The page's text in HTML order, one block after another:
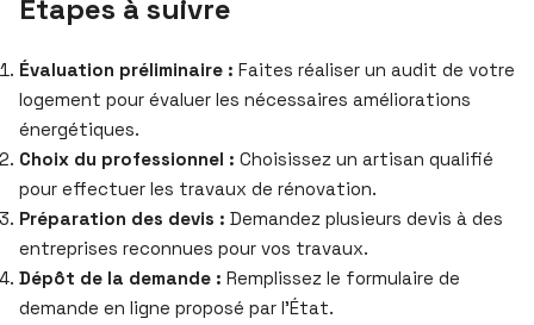
Étapes à suivre
Évaluation préliminaire : Faites réaliser un audit de votre
logement pour évaluer les nécessaires améliorations
énergétiques.
Choix du professionnel : Choisissez un artisan qualifié
pour effectuer les travaux de rénovation.
Préparation des devis : Demandez plusieurs devis à des
entreprises reconnues pour vos travaux.
Dépôt de la demande : Remplissez le formulaire de
demande en ligne proposé par l’État.